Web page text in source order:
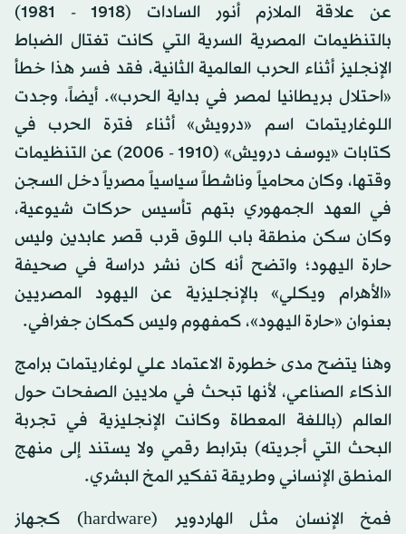
عن علاقة الملازم أنور السادات (1918 - 1981)
بالتنظيمات المصرية السرية التي كانت تغتال الضباط
الإنجليز أثناء الحرب العالمية الثانية، فقد فسر هذا خطأ
«احتلال بريطانيا لمصر في بداية الحرب». أيضاً، وجدت
اللوغاريتمات اسم «درويش» أثناء فترة الحرب في
كتابات «يوسف درويش» (1910 - 2006) عن التنظيمات
وقتها، وكان محامياً وناشطاً سياسياً مصرياً دخل السجن
في العهد الجمهوري بتهم تأسيس حركات شيوعية،
وكان سكن منطقة باب اللوق قرب قصر عابدين وليس
حارة اليهود؛ واتضح أنه كان نشر دراسة في صحيفة
«الأهرام ويكلي» بالإنجليزية عن اليهود المصريين
بعنوان «حارة اليهود»، كمفهوم وليس كمكان جغرافي.
وهنا يتضح مدى خطورة الاعتماد علي لوغاريتمات برامج
الذكاء الصناعي، لأنها تبحث في ملايين الصفحات حول
العالم (باللغة المعطاة وكانت الإنجليزية في تجربة
البحث التي أجريته) بترابط رقمي ولا يستند إلى منهج
المنطق الإنساني وطريقة تفكير المخ البشري.
فمخ الإنسان مثل الهاردوير (hardware) كجهاز